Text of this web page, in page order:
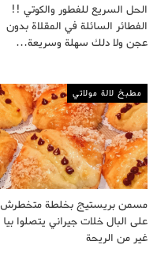
الحل السريع للفطور والكوتي !!
الفطائر السائلة في المقلاة بدون
عجن ولا دلك سهلة وسريعة…
مطبخ لالة مولاتي
مسمن بريستيج بخلطة متخطرش
على البال خلات جيراني يتصلوا بيا
غير من الريحة